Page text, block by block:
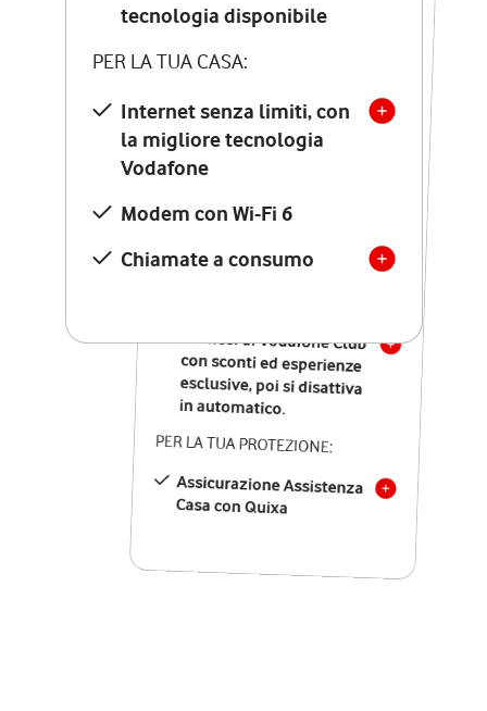
tecnologia disponibile
PER LA TUA CASA:
Internet senza limiti, con
la migliore tecnologia
Vodafone
Modem con Wi-Fi 6
Chiamate a consumo
tecnologia disponibile
PER LA TUA CASA:
Internet senza limiti, con
la migliore tecnologia
Vodafone
Modem Seven con Wi-Fi 7
Chiamate illimitate verso
numeri fissi e mobili
nazionali
12 mesi di Vodafone Club
con sconti ed esperienze
esclusive, poi si disattiva
in automatico.
PER LA TUA PROTEZIONE:
Assicurazione Assistenza
Casa con Quixa